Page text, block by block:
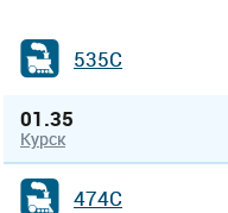
535С
01.35
Курск
474С